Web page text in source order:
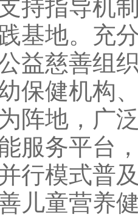
持指导机
基地。充
益慈善组
保健机构
阵地，广
服务平台
行模式普
儿童营养